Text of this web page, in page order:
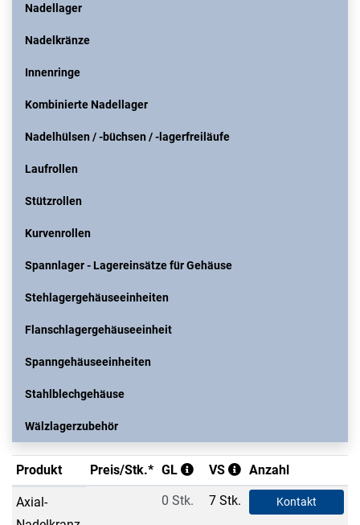
Nadellager
Nadelkränze
Innenringe
Kombinierte Nadellager
Nadelhülsen / -büchsen / -lagerfreiläufe
Laufrollen
Stützrollen
Kurvenrollen
Spannlager - Lagereinsätze für Gehäuse
Stehlagergehäuseeinheiten
Flanschlagergehäuseeinheit
Spanngehäuseeinheiten
Stahlblechgehäuse
Wälzlagerzubehör
Produkt Preis/Stk.* GL VS Anzahl
Axial-
0 Stk. 7 Stk. Kontakt